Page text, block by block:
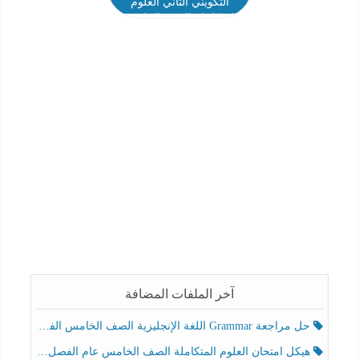
آخر الملفات المضافة
حل مراجعة Grammar اللغة الإنجليزية الصف الخامس الفصل الثالث
هيكل امتحان العلوم المتكاملة الصف الخامس عام الفصل الدراسي الثالث 2025-2026